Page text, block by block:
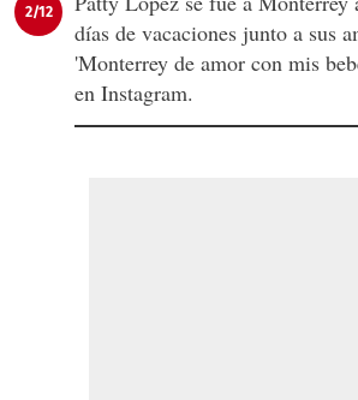
2/12
días de vacaciones junto a sus
'Monterrey de amor con mis
en Instagram.